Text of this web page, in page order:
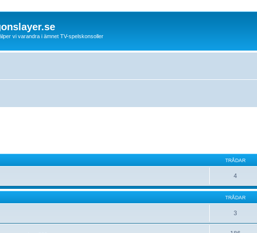
vi varandra i ämnet TV-spelskonsoller
TRÅDAR
4
TRÅDAR
3